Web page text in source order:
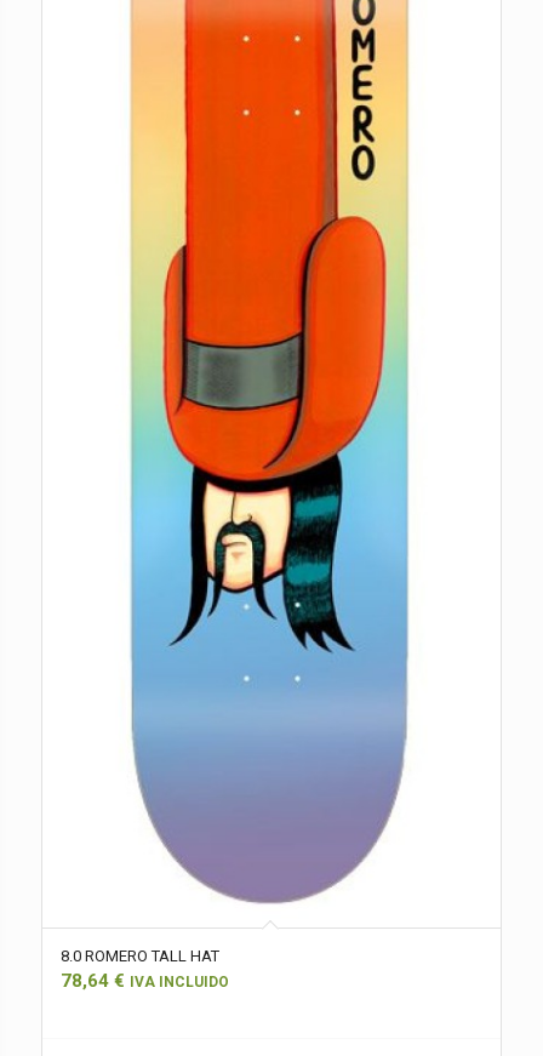
8.0 ROMERO TALL HAT
78,64 € IVA INCLUIDO